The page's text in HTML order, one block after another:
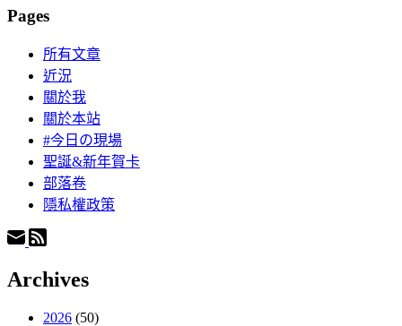
Pages
所有文章
近況
關於我
關於本站
#今日の現場
聖誕&新年賀卡
部落卷
隱私權政策
Archives
2026 (50)